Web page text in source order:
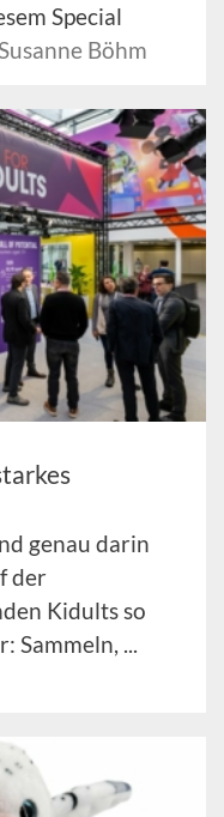
Special
Susanne Böhm
genau darin
der
Kidults so
Sammeln, ...